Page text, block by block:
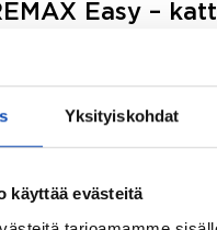
Yksityiskohdat
käyttää evästeitä
Easy –
Tee ostotoimeksianto ja